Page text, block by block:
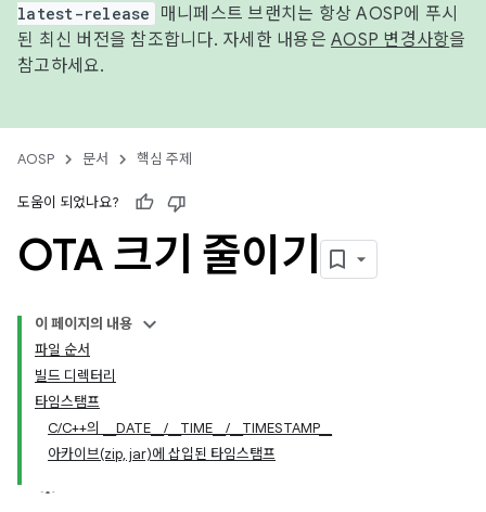
latest-release
매니페스트 브랜치는 항상 AOSP에 푸시
된 최신 버전을 참조합니다. 자세한 내용은 AOSP 변경사항을
참고하세요.
AOSP 문서 핵심 주제
도움이 되었나요?
OTA 크기 줄이기
이 페이지의 내용
파일 순서
빌드 디렉터리
타임스탬프
C/C++의 __DATE__/__TIME__/__TIMESTAMP__
아카이브(zip, jar)에 삽입된 타임스탬프